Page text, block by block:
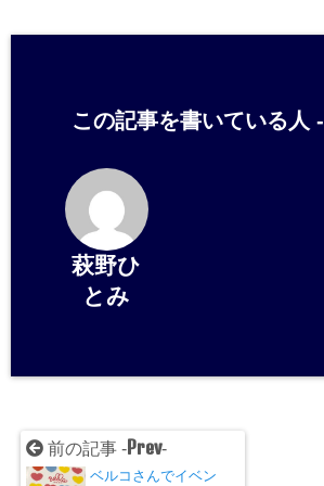
この記事を書いている人 -
萩野ひ
とみ
前の記事 - Prev-
ベルコさんでイベン